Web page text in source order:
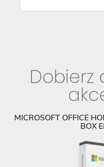
Dobierz
MICROSOFT OFFICE
BOX